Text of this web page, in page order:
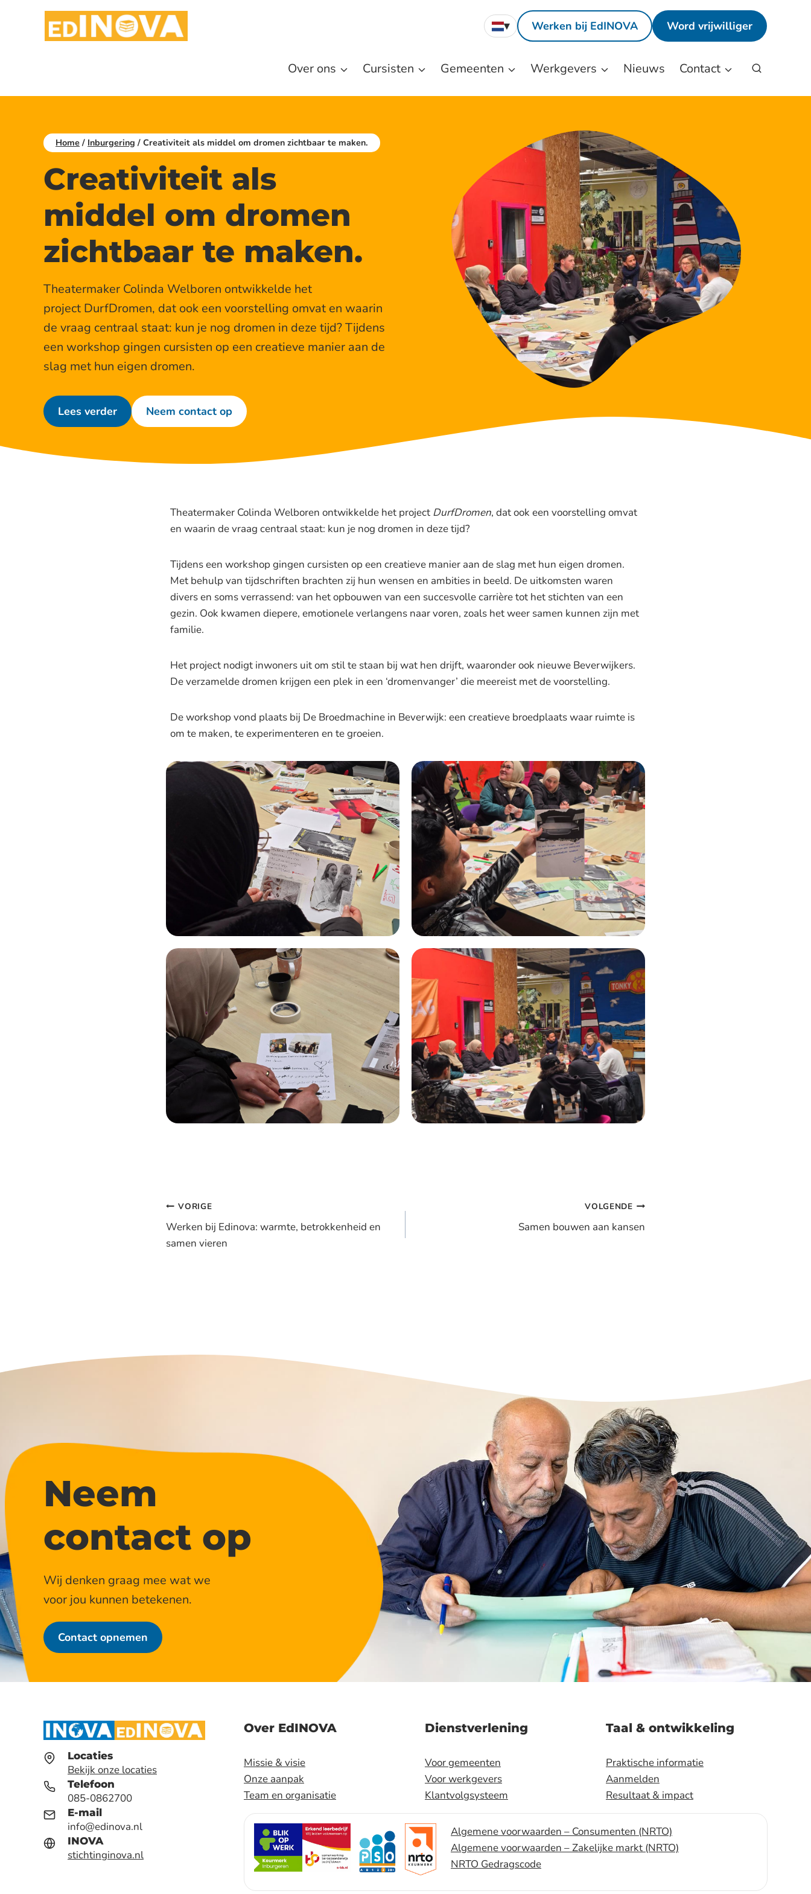
Nederlands
▾ Werken bij EdINOVA Word vrijwilliger
Over ons Cursisten Gemeenten Werkgevers Nieuws Contact
Home / Inburgering / Creativiteit als middel om dromen zichtbaar te maken.
Creativiteit als
middel om dromen
zichtbaar te maken.
Theatermaker Colinda Welboren ontwikkelde het
project DurfDromen, dat ook een voorstelling omvat en waarin
de vraag centraal staat: kun je nog dromen in deze tijd? Tijdens
een workshop gingen cursisten op een creatieve manier aan de
slag met hun eigen dromen.
Lees verder Neem contact op
Theatermaker Colinda Welboren ontwikkelde het project DurfDromen, dat ook een voorstelling omvat
en waarin de vraag centraal staat: kun je nog dromen in deze tijd?
Tijdens een workshop gingen cursisten op een creatieve manier aan de slag met hun eigen dromen.
Met behulp van tijdschriften brachten zij hun wensen en ambities in beeld. De uitkomsten waren
divers en soms verrassend: van het opbouwen van een succesvolle carrière tot het stichten van een
gezin. Ook kwamen diepere, emotionele verlangens naar voren, zoals het weer samen kunnen zijn met
familie.
Het project nodigt inwoners uit om stil te staan bij wat hen drijft, waaronder ook nieuwe Beverwijkers.
De verzamelde dromen krijgen een plek in een ‘dromenvanger’ die meereist met de voorstelling.
De workshop vond plaats bij De Broedmachine in Beverwijk: een creatieve broedplaats waar ruimte is
om te maken, te experimenteren en te groeien.
Bericht
navigatie
VORIGE
Werken bij Edinova: warmte, betrokkenheid en
samen vieren
VOLGENDE
Samen bouwen aan kansen
Neem
contact op
Wij denken graag mee wat we
voor jou kunnen betekenen.
Contact opnemen
Locaties
Bekijk onze locaties
Telefoon
085-0862700
E-mail
info@edinova.nl
INOVA
stichtinginova.nl
Over EdINOVA
Missie & visie
Onze aanpak
Team en organisatie
Dienstverlening
Voor gemeenten
Voor werkgevers
Klantvolgsysteem
Taal & ontwikkeling
Praktische informatie
Aanmelden
Resultaat & impact
Algemene voorwaarden – Consumenten (NRTO)
Algemene voorwaarden – Zakelijke markt (NRTO)
NRTO Gedragscode